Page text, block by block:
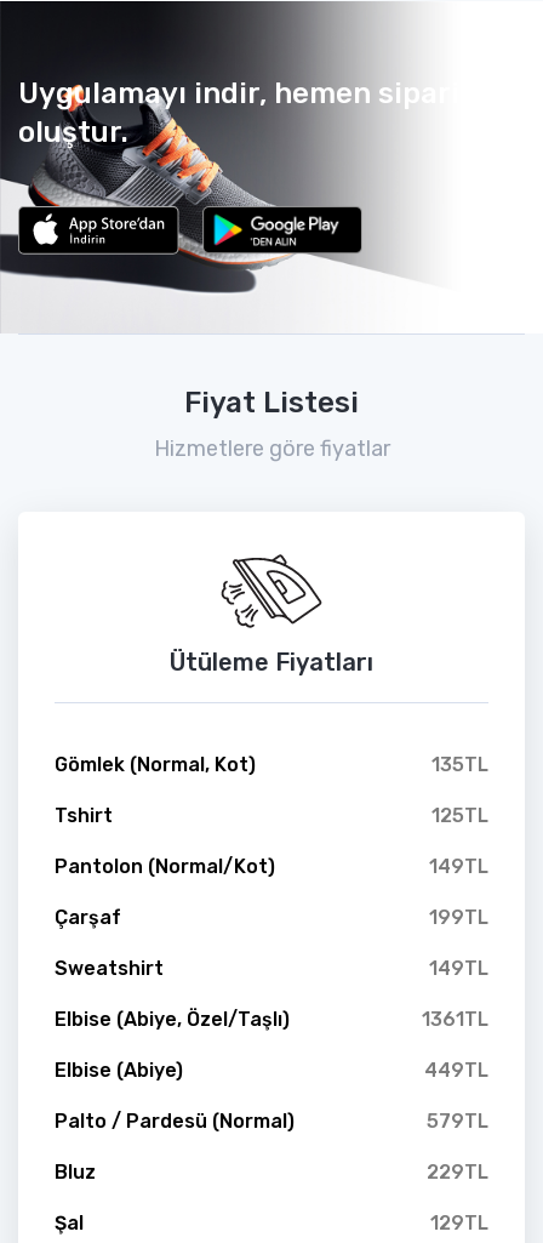
Uygulamayı indir, hemen sipariş
oluştur.
Fiyat Listesi
Hizmetlere göre fiyatlar
Ütüleme Fiyatları
Gömlek (Normal, Kot) 135TL
Tshirt 125TL
Pantolon (Normal/Kot) 149TL
Çarşaf 199TL
Sweatshirt 149TL
Elbise (Abiye, Özel/Taşlı) 1361TL
Elbise (Abiye) 449TL
Palto / Pardesü (Normal) 579TL
Bluz 229TL
Şal 129TL